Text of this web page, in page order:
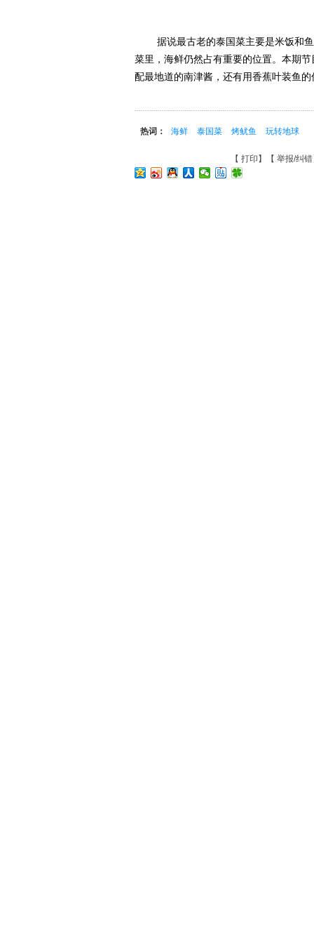
据说最古老的泰国菜主要是米饭和鱼
菜里，海鲜仍然占有重要的位置。本期
配最地道的南津酱，还有用香蕉叶装鱼的
热词： 海鲜 泰国菜 烤鱿鱼 玩转地球
【 打印 】【 举报/纠错